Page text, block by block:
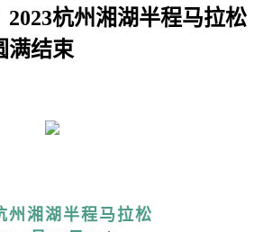
杭州湘湖半程马拉松
满结束
州湘湖半程马拉松